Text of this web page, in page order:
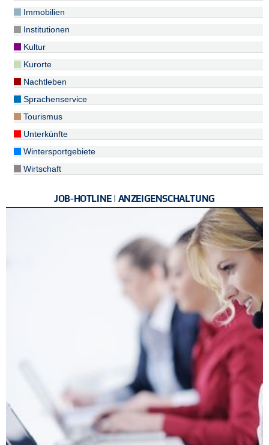
Immobilien
Institutionen
Kultur
Kurorte
Nachtleben
Sprachenservice
Tourismus
Unterkünfte
Wintersportgebiete
Wirtschaft
JOB-HOTLINE | ANZEIGENSCHALTUNG